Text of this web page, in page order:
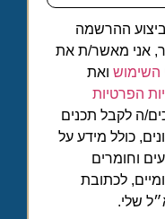
ההרשמה
אני מאשר/ת את
השימוש ואת
הפרטיות
ה לקבל תכנים
כולל מידע על
וחומרים
לכתובת
שלי.